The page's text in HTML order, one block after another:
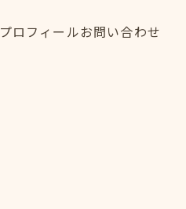
プロフィールお問い合わせ